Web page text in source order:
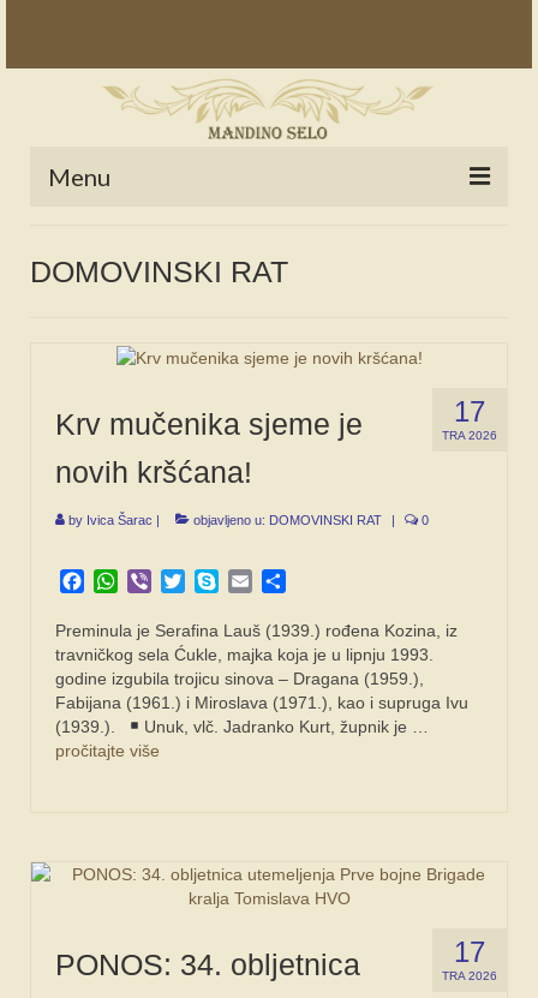
Menu
STALNE RUBRIKE
IZ ARHIVE
NAJAVE
FORUM
DOMOVINSKI RAT
17
TRA 2026
Krv mučenika sjeme je
novih kršćana!
by Ivica Šarac | objavljeno u: DOMOVINSKI RAT | 0
Facebook
WhatsApp
Viber TwitterSkypeEmail
Preminula je Serafina Lauš (1939.) rođena Kozina, iz
travničkog sela Ćukle, majka koja je u lipnju 1993.
godine izgubila trojicu sinova – Dragana (1959.),
Fabijana (1961.) i Miroslava (1971.), kao i supruga Ivu
(1939.).
Unuk, vlč. Jadranko Kurt, župnik je …
pročitajte više
17
TRA 2026
PONOS: 34. obljetnica